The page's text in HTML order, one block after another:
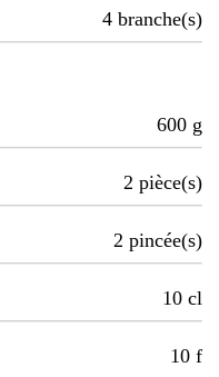
4 branche(s)
600 g
2 pièce(s)
2 pincée(s)
10 cl
10 f